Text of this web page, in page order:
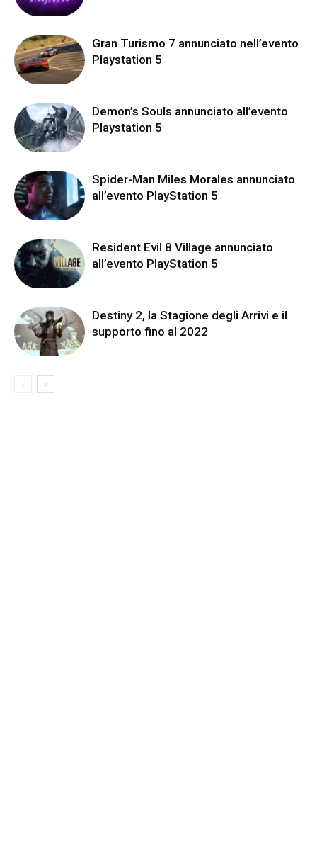
Gran Turismo 7 annunciato nell’evento
Playstation 5
Demon’s Souls annunciato all’evento
Playstation 5
Spider-Man Miles Morales annunciato
all’evento PlayStation 5
Resident Evil 8 Village annunciato
all’evento PlayStation 5
Destiny 2, la Stagione degli Arrivi e il
supporto fino al 2022